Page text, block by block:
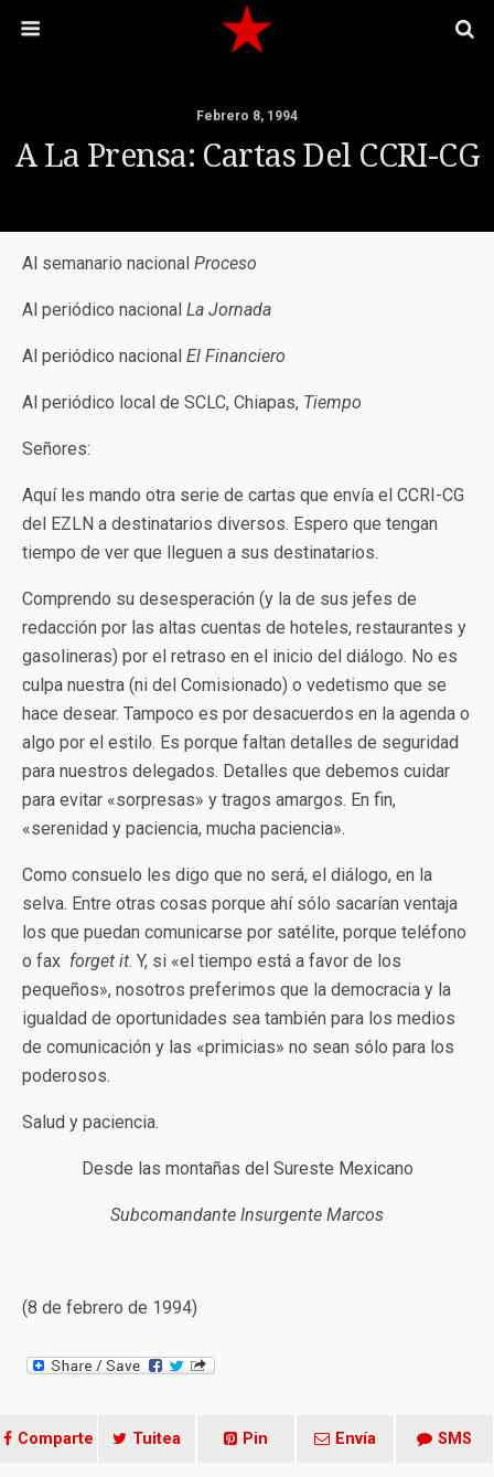
Febrero 8, 1994
A La Prensa: Cartas Del CCRI-CG
Al semanario nacional Proceso
Al periódico nacional La Jornada
Al periódico nacional El Financiero
Al periódico local de SCLC, Chiapas, Tiempo
Señores:
Aquí les mando otra serie de cartas que envía el CCRI-CG
del EZLN a destinatarios diversos. Espero que tengan
tiempo de ver que lleguen a sus destinatarios.
Comprendo su desesperación (y la de sus jefes de
redacción por las altas cuentas de hoteles, restaurantes y
gasolineras) por el retraso en el inicio del diálogo. No es
culpa nuestra (ni del Comisionado) o vedetismo que se
hace desear. Tampoco es por desacuerdos en la agenda o
algo por el estilo. Es porque faltan detalles de seguridad
para nuestros delegados. Detalles que debemos cuidar
para evitar «sorpresas» y tragos amargos. En fin,
«serenidad y paciencia, mucha paciencia».
Como consuelo les digo que no será, el diálogo, en la
selva. Entre otras cosas porque ahí sólo sacarían ventaja
los que puedan comunicarse por satélite, porque teléfono
o fax forget it. Y, si «el tiempo está a favor de los
pequeños», nosotros preferimos que la democracia y la
igualdad de oportunidades sea también para los medios
de comunicación y las «primicias» no sean sólo para los
poderosos.
Salud y paciencia.
Desde las montañas del Sureste Mexicano
Subcomandante Insurgente Marcos
(8 de febrero de 1994)
Comparte Tuitea Pin Envía SMS